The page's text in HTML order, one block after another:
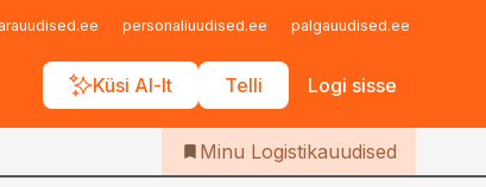
personaliuudised.ee palgauudised.ee
Küsi AI-lt Telli Logi sisse
Iseteenindus
Telli Logistikauudised
Minu Logistikauudised